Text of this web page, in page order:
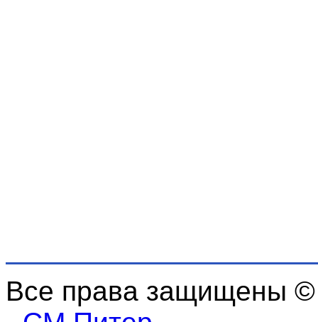
Все права защищены